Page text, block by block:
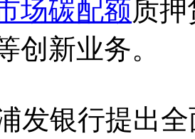
场碳配额质
创新业务。
发银行提出